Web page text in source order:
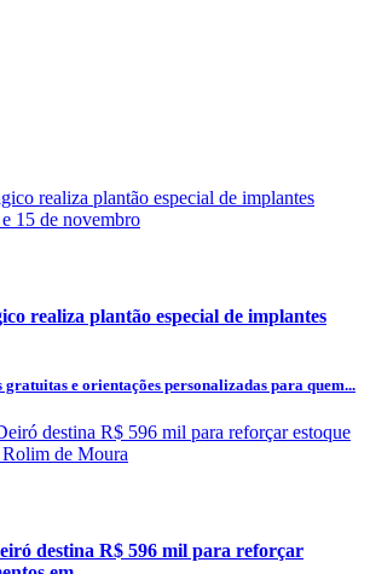
realiza plantão especial de implantes
gratuitas e orientações personalizadas para quem...
destina R$ 596 mil para reforçar